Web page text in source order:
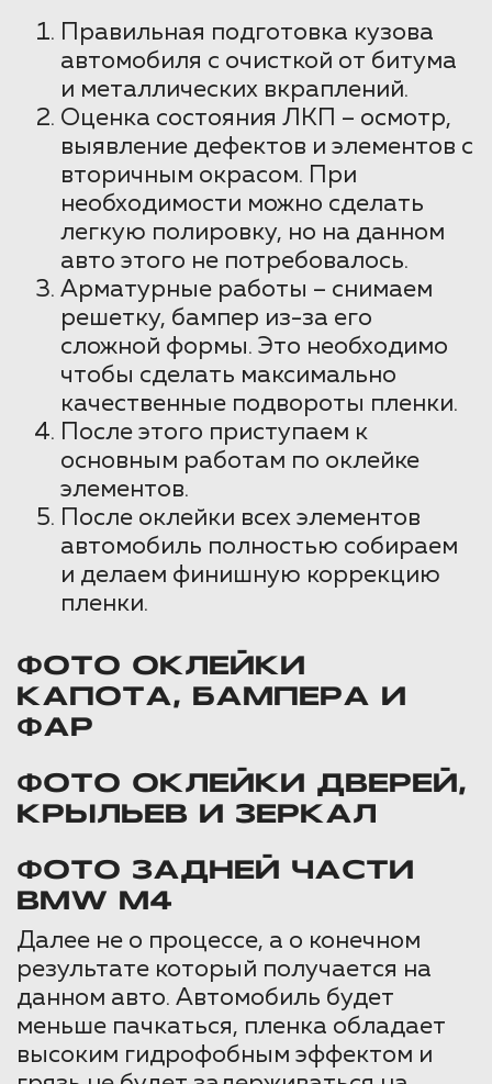
Правильная подготовка кузова
автомобиля с очисткой от битума
и металлических вкраплений.
Оценка состояния ЛКП – осмотр,
выявление дефектов и элементов с
вторичным окрасом. При
необходимости можно сделать
легкую полировку, но на данном
авто этого не потребовалось.
Арматурные работы – снимаем
решетку, бампер из-за его
сложной формы. Это необходимо
чтобы сделать максимально
качественные подвороты пленки.
После этого приступаем к
основным работам по оклейке
элементов.
После оклейки всех элементов
автомобиль полностью собираем
и делаем финишную коррекцию
пленки.
ФОТО ОКЛЕЙКИ
КАПОТА, БАМПЕРА И
ФАР
ФОТО ОКЛЕЙКИ ДВЕРЕЙ,
КРЫЛЬЕВ И ЗЕРКАЛ
ФОТО ЗАДНЕЙ ЧАСТИ
BMW M4
Далее не о процессе, а о конечном
результате который получается на
данном авто. Автомобиль будет
меньше пачкаться, пленка обладает
высоким гидрофобным эффектом и